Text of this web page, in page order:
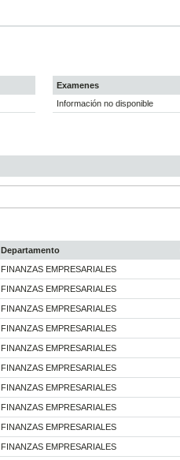
Examenes
Información no disponible
Departamento
FINANZAS EMPRESARIALES
FINANZAS EMPRESARIALES
FINANZAS EMPRESARIALES
FINANZAS EMPRESARIALES
FINANZAS EMPRESARIALES
FINANZAS EMPRESARIALES
FINANZAS EMPRESARIALES
FINANZAS EMPRESARIALES
FINANZAS EMPRESARIALES
FINANZAS EMPRESARIALES